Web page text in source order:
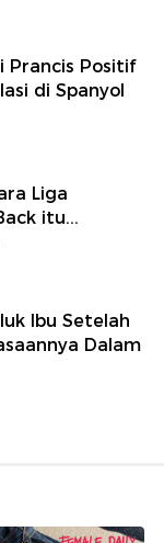
Prancis Positif
di Spanyol
Liga
itu...
Ibu Setelah
Dalam